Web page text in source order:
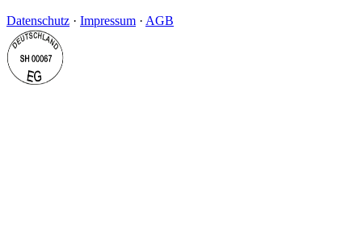
Datenschutz · Impressum · AGB